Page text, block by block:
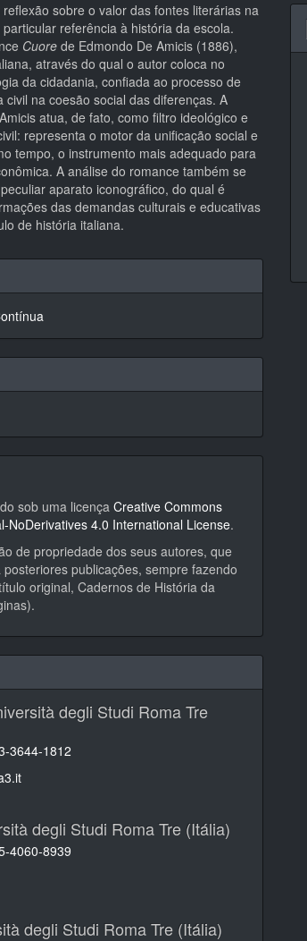
sobre o valor das fontes literárias na
referência à história da escola.
Cuore de Edmondo De Amicis (1886),
através do qual o autor coloca no
da cidadania, confiada ao processo de
civil na coesão social das diferenças. A
atua, de fato, como filtro ideológico e
representa o motor da unificação social e
tempo, o instrumento mais adequado para
A análise do romance também se
aparato iconográfico, do qual é
das demandas culturais e educativas
de história italiana.
sob uma licençaCreative Commons
NoDerivatives 4.0 International License.
de propriedade dos seus autores, que
publicações, sempre fazendo
original, Cadernos de História da
degli Studi Roma Tre
3644-1812
degli Studi Roma Tre (Itália)
4060-8939
degli Studi Roma Tre (Itália)